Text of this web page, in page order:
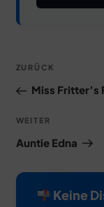
Vorheriger
Beitrag
ZURÜCK
Miss Fritter’s
Nächster
Beitrag
WEITER
Auntie Edna
Keine